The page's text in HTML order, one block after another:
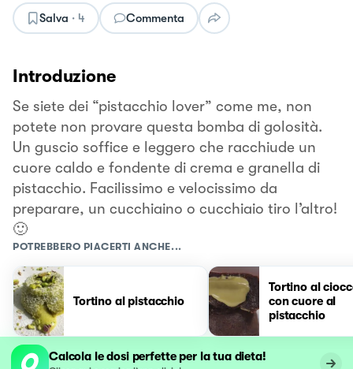
Salva · 4 Commenta
Introduzione
Se siete dei “pistacchio lover” come me, non
potete non provare questa bomba di golosità.
Un guscio soffice e leggero che racchiude un
cuore caldo e fondente di crema e granella di
pistacchio. Facilissimo e velocissimo da
preparare, un cucchiaino o cucchiaio tiro l’altro!
🙂
POTREBBERO PIACERTI ANCHE...
Tortino al pistacchio
Tortino al
con cuore al
pistacchio
Calcola le dosi perfette per la tua dieta!